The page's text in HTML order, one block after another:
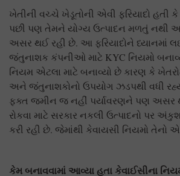
ખેતીની વચ્ચે ખેડૂતોની એવી ફરિયાદો હતી કે
પછી પણ તેમને યોગ્ય ઉત્પાદન મળતું નથી
અસર થઈ રહી છે. આ ફરિયાદોને ધ્યાનમાં
જંતુનાશક કંપનીઓ માટે KYC નિયમો
નિયમ એટલા માટે બનાવ્યો છે કારણ કે
અને જંતુનાશકોનો ઉપયોગ ઝડપથી વધી
ફક્ત જમીન જ નહીં પર્યાવરણને પણ
રોકવા માટે સરકાર નકલી ઉત્પાદનો પર
કરી રહી છે. જેમાંથી કેવાયસી નિયમો તેનો
કેમ બનાવવામાં આવ્યા હતા કેવાઈસીના